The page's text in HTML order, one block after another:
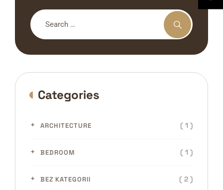
Categories
ARCHITECTURE ( 1 )
BEDROOM ( 1 )
BEZ KATEGORII ( 2 )